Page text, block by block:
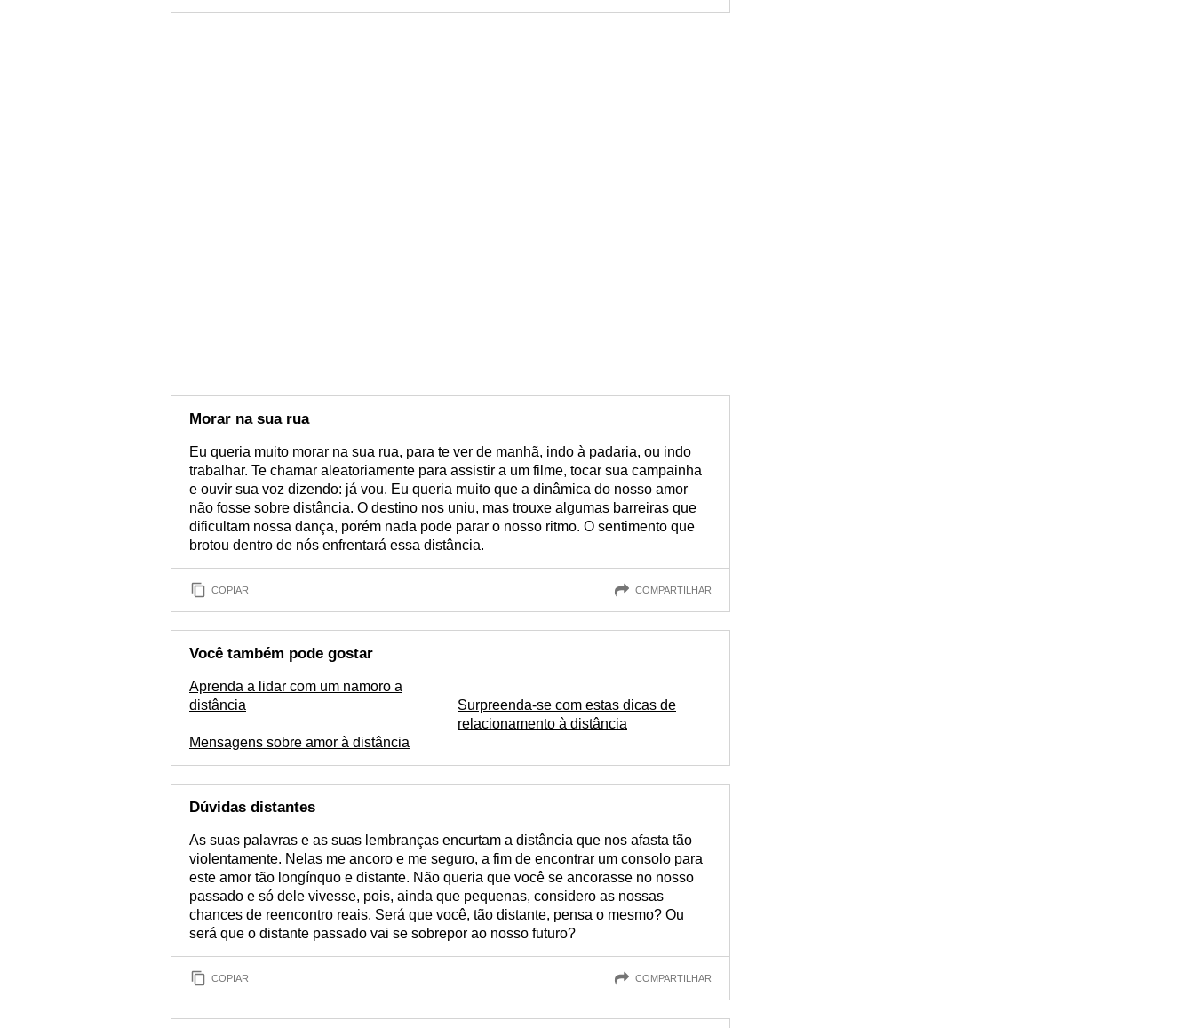
Morar na sua rua
Eu queria muito morar na sua rua, para te ver de manhã, indo à padaria, ou indo
trabalhar. Te chamar aleatoriamente para assistir a um filme, tocar sua campainha
e ouvir sua voz dizendo: já vou. Eu queria muito que a dinâmica do nosso amor
não fosse sobre distância. O destino nos uniu, mas trouxe algumas barreiras que
dificultam nossa dança, porém nada pode parar o nosso ritmo. O sentimento que
brotou dentro de nós enfrentará essa distância.
COPIAR COMPARTILHAR
Você também pode gostar
Aprenda a lidar com um namoro a
distância
Mensagens sobre amor à distância
Surpreenda-se com estas dicas de
relacionamento à distância
Dúvidas distantes
As suas palavras e as suas lembranças encurtam a distância que nos afasta tão
violentamente. Nelas me ancoro e me seguro, a fim de encontrar um consolo para
este amor tão longínquo e distante. Não queria que você se ancorasse no nosso
passado e só dele vivesse, pois, ainda que pequenas, considero as nossas
chances de reencontro reais. Será que você, tão distante, pensa o mesmo? Ou
será que o distante passado vai se sobrepor ao nosso futuro?
COPIAR COMPARTILHAR